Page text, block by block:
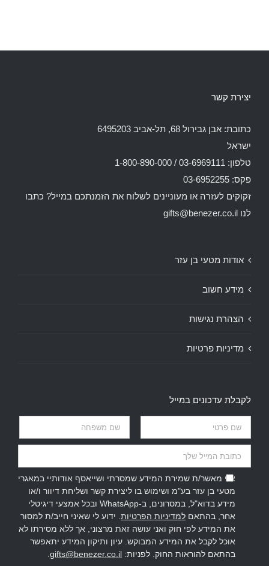
יצירת קשר
כתובת: אבן גבירול 68, תל-אביב 6495203
ישראל
טלפון: 03-6969111 / 1-800-890-000
פקס: 03-6952255
זקוקים לעזרה או מעוניינים לשלוח את הזמנתכם במייל? כתבו
לנו gifts@benezer.co.il
אודות מטעי בן עזר
מידע חשוב
הצהרת נגישות
מדיניות פרטיות
לקבלת עדכונים במייל
אני מאשר/ת שמירת המידע שמסרתי ושייאסף אודותיי במאגרי
מטעי בן עזר בע"מ ושימוש בו ליצירת קשר ושליחת דיוור ו/או
מידע בדוא"ל, במסרונים, ב-WhatsApp ובכל אמצעי דיגיטלי
אחר, בהתאם למדיניות הפרטיות . ידוע לי שאיני חייב/ת למסור
את המידע לפי חוק ואני עושה זאת מרצוני, אך ללא מסירתו לא
אוכל לקבל את המידע המבוקש. עיון ותיקון המידע יתאפשר
בהתאם להוראות החוק. לפניות: gifts@benezer.co.il